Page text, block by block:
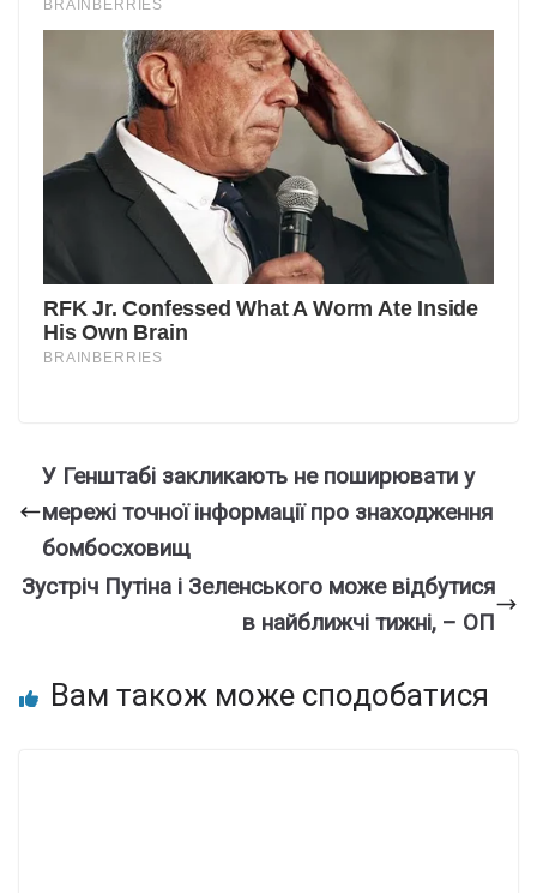
У Генштабі закликають не поширювати у
мережі точної інформації про знаходження
бомбосховищ
Зустріч Путіна і Зеленського може відбутися
в найближчі тижні, – ОП
Вам також може сподобатися